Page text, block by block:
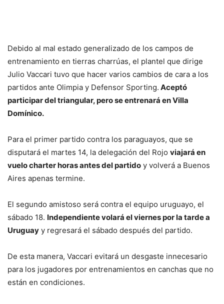
Debido al mal estado generalizado de los campos de
entrenamiento en tierras charrúas, el plantel que dirige
Julio Vaccari tuvo que hacer varios cambios de cara a los
partidos ante Olimpia y Defensor Sporting. Aceptó
participar del triangular, pero se entrenará en Villa
Domínico.
Para el primer partido contra los paraguayos, que se
disputará el martes 14, la delegación del Rojo viajará en
vuelo charter horas antes del partido y volverá a Buenos
Aires apenas termine.
El segundo amistoso será contra el equipo uruguayo, el
sábado 18. Independiente volará el viernes por la tarde a
Uruguay y regresará el sábado después del partido.
De esta manera, Vaccari evitará un desgaste innecesario
para los jugadores por entrenamientos en canchas que no
están en condiciones.